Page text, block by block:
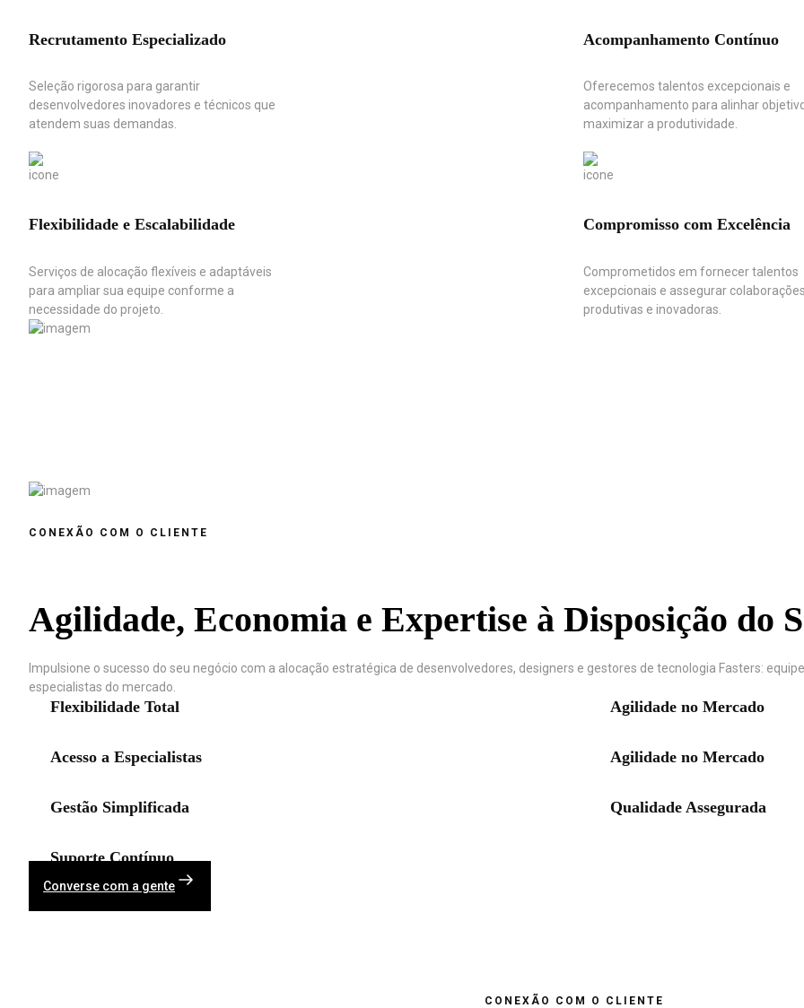
Recrutamento Especializado
Seleção rigorosa para garantir
desenvolvedores inovadores e técnicos que
atendem suas demandas.
Acompanhamento Contínuo
Oferecemos talentos excepcionais e
acompanhamento para alinhar
maximizar a produtividade.
Flexibilidade e Escalabilidade
Serviços de alocação flexíveis e adaptáveis
para ampliar sua equipe conforme a
necessidade do projeto.
Compromisso com Excelência
Comprometidos em fornecer talentos
excepcionais e assegurar colaborações
produtivas e inovadoras.
CONEXÃO COM O CLIENTE
Agilidade, Economia e Expertise à Disposição do
Impulsione o sucesso do seu negócio com a alocação estratégica de desenvolvedores, designers e gestores de tecnologia Fasters:
especialistas do mercado.
Flexibilidade Total
Acesso a Especialistas
Gestão Simplificada
Suporte Contínuo
Agilidade no Mercado
Agilidade no Mercado
Qualidade Assegurada
Converse com a gente
CONEXÃO COM O CLIENTE